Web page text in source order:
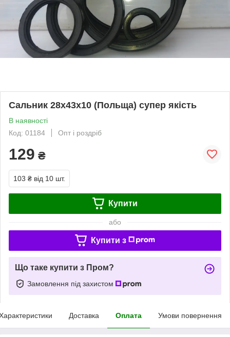
Сальник 28х43х10 (Польща) супер якість
В наявності
Код: 01184
Опт і роздріб
129 ₴
103 ₴ від 10 шт.
Купити
або
Купити з
Що таке купити з Пром?
Замовлення під захистом
Доставка Оплата Умови повернення